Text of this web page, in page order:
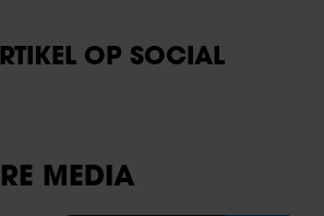
OP SOCIAL
MEDIA